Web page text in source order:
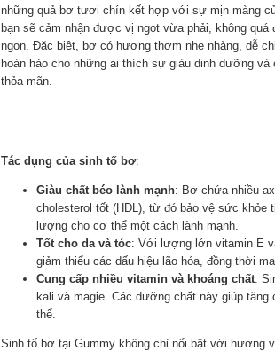
những quả bơ tươi chín kết hợp với sự mịn màng
bạn sẽ cảm nhận được vị ngọt vừa phải, không
ngon. Đặc biệt, bơ có hương thơm nhẹ nhàng, dễ
hoàn hảo cho những ai thích sự giàu dinh dưỡng
thỏa mãn.
Tác dụng của sinh tố bơ:
Giàu chất béo lành mạnh: Bơ chứa nhiều
cholesterol tốt (HDL), từ đó bảo vệ sức khỏe
lượng cho cơ thể một cách lành mạnh.
Tốt cho da và tóc: Với lượng lớn vitamin E
giảm thiểu các dấu hiệu lão hóa, đồng thời
Cung cấp nhiều vitamin và khoáng chất:
kali và magie. Các dưỡng chất này giúp
thể.
Sinh tố bơ tại Gummy không chỉ nổi bật với hương